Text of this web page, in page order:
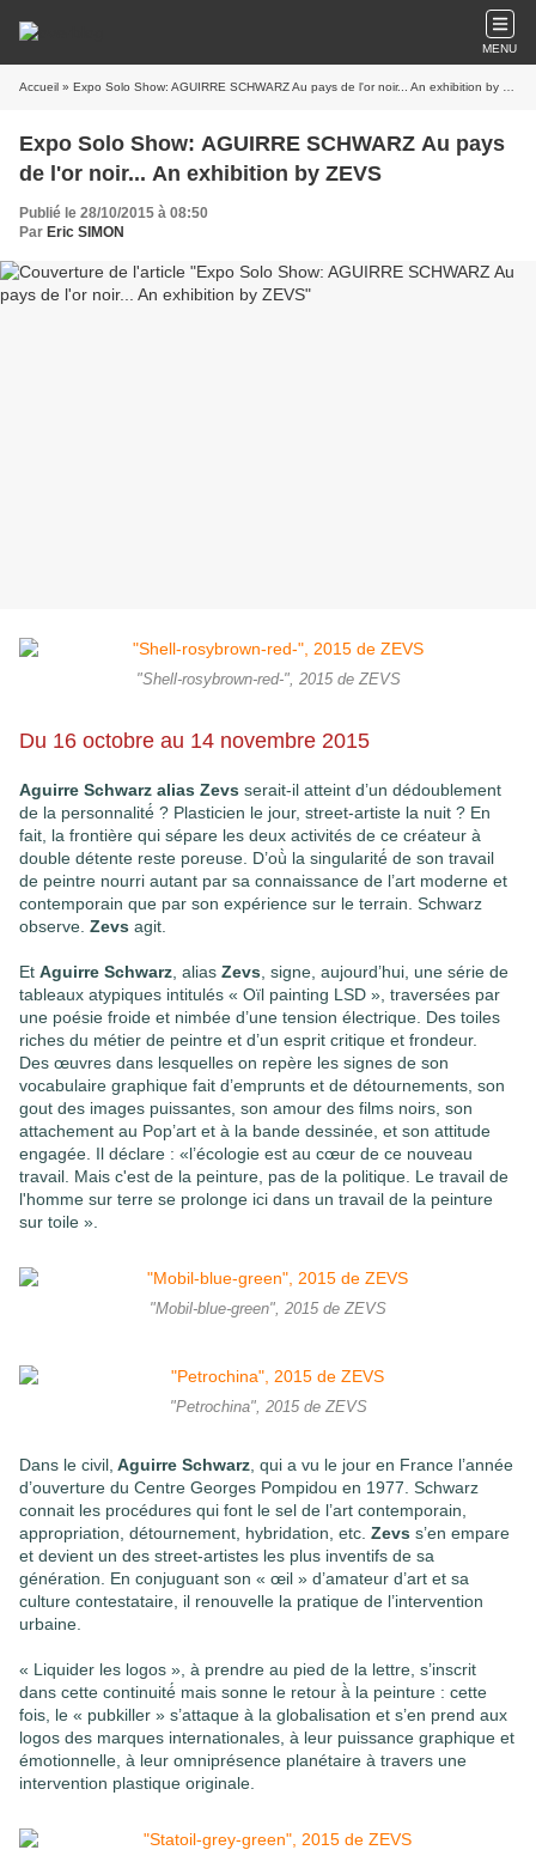
MENU
Accueil » Expo Solo Show: AGUIRRE SCHWARZ Au pays de l'or noir... An exhibition by ZEVS
Expo Solo Show: AGUIRRE SCHWARZ Au pays
de l'or noir... An exhibition by ZEVS
Publié le 28/10/2015 à 08:50
Par Eric SIMON
"Shell-rosybrown-red-", 2015 de ZEVS
Du 16 octobre au 14 novembre 2015
Aguirre Schwarz alias Zevs serait-il atteint d’un dédoublement
de la personnalité́ ? Plasticien le jour, street-artiste la nuit ? En
fait, la frontière qui sépare les deux activités de ce créateur à
double détente reste poreuse. D’où̀ la singularité́ de son travail
de peintre nourri autant par sa connaissance de l’art moderne et
contemporain que par son expérience sur le terrain. Schwarz
observe. Zevs agit.
Et Aguirre Schwarz , alias Zevs , signe, aujourd’hui, une série de
tableaux atypiques intitulés « Oïl painting LSD », traversées par
une poésie froide et nimbée d’une tension électrique. Des toiles
riches du métier de peintre et d’un esprit critique et frondeur.
Des œuvres dans lesquelles on repère les signes de son
vocabulaire graphique fait d’emprunts et de détournements, son
gout des images puissantes, son amour des films noirs, son
attachement au Pop’art et à la bande dessinée, et son attitude
engagée. Il déclare : «l’écologie est au cœur de ce nouveau
travail. Mais c'est de la peinture, pas de la politique. Le travail de
l'homme sur terre se prolonge ici dans un travail de la peinture
sur toile ».
"Mobil-blue-green", 2015 de ZEVS
"Petrochina", 2015 de ZEVS
Dans le civil, Aguirre Schwarz , qui a vu le jour en France l’année
d’ouverture du Centre Georges Pompidou en 1977. Schwarz
connait les procédures qui font le sel de l’art contemporain,
appropriation, détournement, hybridation, etc. Zevs s’en empare
et devient un des street-artistes les plus inventifs de sa
génération. En conjuguant son « œil » d’amateur d’art et sa
culture contestataire, il renouvelle la pratique de l’intervention
urbaine.
« Liquider les logos », à prendre au pied de la lettre, s’inscrit
dans cette continuité́ mais sonne le retour à̀ la peinture : cette
fois, le « pubkiller » s’attaque à la globalisation et s’en prend aux
logos des marques internationales, à leur puissance graphique et
émotionnelle, à leur omniprésence planétaire à travers une
intervention plastique originale.